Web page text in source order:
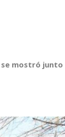
se mostró junto